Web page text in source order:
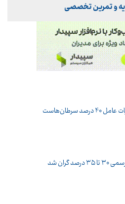
و تمرین تخصصی
سرطان‌هاست
گران شد